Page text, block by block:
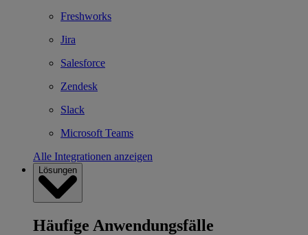
Freshworks
Jira
Salesforce
Zendesk
Slack
Microsoft Teams
Alle Integrationen anzeigen
Lösungen
Häufige Anwendungsfälle